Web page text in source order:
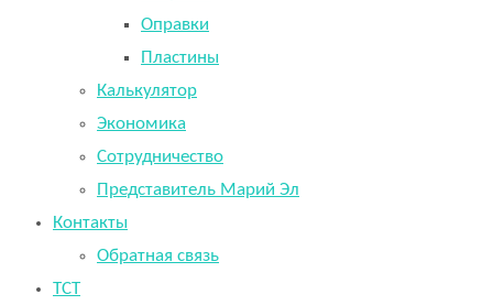
Оправки
Пластины
Калькулятор
Экономика
Сотрудничество
Представитель Марий Эл
Контакты
Обратная связь
TCT